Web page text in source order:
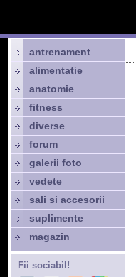
antrenament
alimentatie
anatomie
fitness
diverse
forum
galerii foto
vedete
sali si accesorii
suplimente
magazin
Fii sociabil!